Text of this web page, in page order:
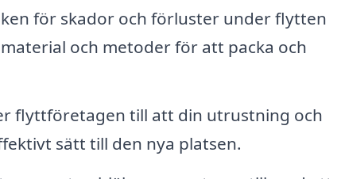
för skador och förluster under flytten
och metoder för att packa och
flyttföretagen till att din utrustning och
sätt till den nya platsen.